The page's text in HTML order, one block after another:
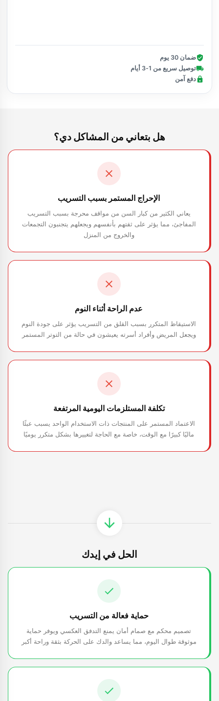
ضمان 30 يوم
توصيل سريع من 1-3 أيام
دفع آمن
هل بتعاني من المشاكل دي؟
الإحراج المستمر بسبب التسريب
يعاني الكثير من كبار السن من مواقف محرجة بسبب التسريب
المفاجئ، مما يؤثر على ثقتهم بأنفسهم ويجعلهم يتجنبون التجمعات
والخروج من المنزل
عدم الراحة أثناء النوم
الاستيقاظ المتكرر بسبب القلق من التسريب يؤثر على جودة النوم
ويجعل المريض وأفراد أسرته يعيشون في حالة من التوتر المستمر
تكلفة المستلزمات اليومية المرتفعة
الاعتماد المستمر على المنتجات ذات الاستخدام الواحد يسبب عبئًا
ماليًا كبيرًا مع الوقت، خاصة مع الحاجة لتغييرها بشكل متكرر يوميًا
الحل في إيدك
حماية فعالة من التسريب
تصميم محكم مع صمام أمان يمنع التدفق العكسي ويوفر حماية
موثوقة طوال اليوم، مما يساعد والدك على الحركة بثقة وراحة أكبر